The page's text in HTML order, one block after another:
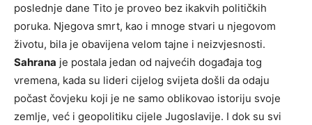
poslednje dane Tito je proveo bez ikakvih političkih
poruka. Njegova smrt, kao i mnoge stvari u njegovom
životu, bila je obavijena velom tajne i neizvjesnosti.
Sahrana je postala jedan od najvećih događaja tog
vremena, kada su lideri cijelog svijeta došli da odaju
počast čovjeku koji je ne samo oblikovao istoriju svoje
zemlje, već i geopolitiku cijele Jugoslavije. I dok su svi